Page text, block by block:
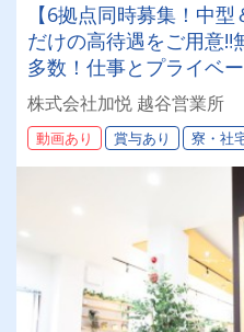
【6拠点同時募集！中
だけの高待遇をご用意‼
多数！仕事とプライベ
株式会社加悦 越谷営業所
動画あり 賞与あり 寮・社